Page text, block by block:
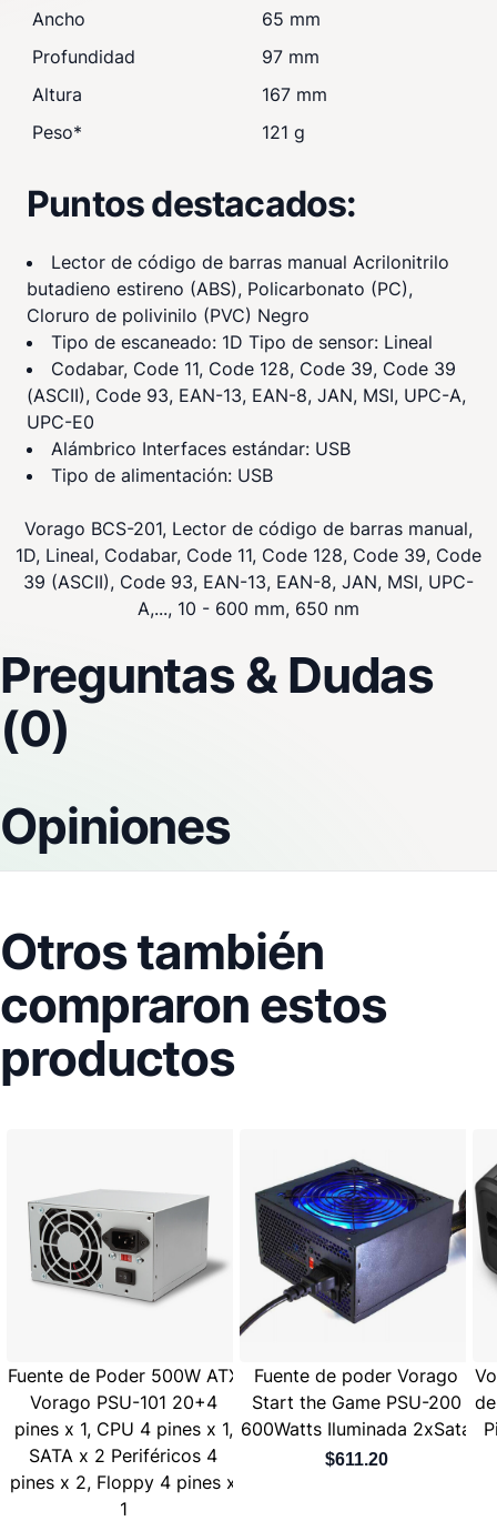
Ancho
65 mm
Profundidad
97 mm
Altura
167 mm
Peso* 121 g
Puntos destacados:
Lector de código de barras manual Acrilonitrilo
butadieno estireno (ABS), Policarbonato (PC),
Cloruro de polivinilo (PVC) Negro
Tipo de escaneado: 1D Tipo de sensor: Lineal
Codabar, Code 11, Code 128, Code 39, Code 39
(ASCII), Code 93, EAN-13, EAN-8, JAN, MSI, UPC-A,
UPC-E0
Alámbrico Interfaces estándar: USB
Tipo de alimentación: USB
Vorago BCS-201, Lector de código de barras manual,
1D, Lineal, Codabar, Code 11, Code 128, Code 39, Code
39 (ASCII), Code 93, EAN-13, EAN-8, JAN, MSI, UPC-
A,..., 10 - 600 mm, 650 nm
Preguntas & Dudas
(0)
Opiniones
Otros también
compraron estos
productos
Fuente de Poder 500W ATX
Vorago PSU-101 20+4
pines x 1, CPU 4 pines x 1,
SATA x 2 Periféricos 4
pines x 2, Floppy 4 pines x
1
Fuente de poder Vorago
Start the Game PSU-200
600Watts Iluminada 2xSata
$611.20